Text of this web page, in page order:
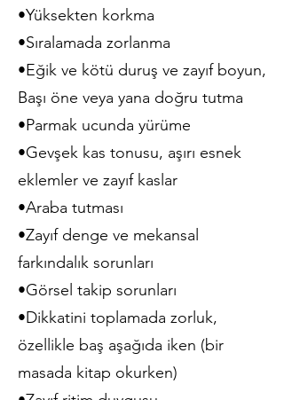
•Yüksekten korkma
•Sıralamada zorlanma
•Eğik ve kötü duruş ve zayıf boyun,
Başı öne veya yana doğru tutma
•Parmak ucunda yürüme
•Gevşek kas tonusu, aşırı esnek
eklemler ve zayıf kaslar
•Araba tutması
•Zayıf denge ve mekansal
farkındalık sorunları
•Görsel takip sorunları
•Dikkatini toplamada zorluk,
özellikle baş aşağıda iken (bir
masada kitap okurken)